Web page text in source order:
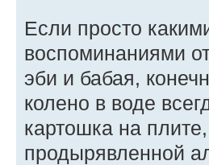
Если просто
воспоминаниями
эби и бабая,
колено в воде
картошка на
продырявленной